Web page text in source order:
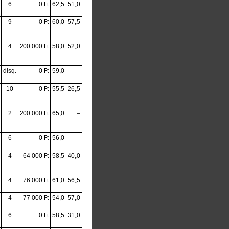
6 0 Ft 62,5 51,0
9 0 Ft 60,0 57,5
4 200 000 Ft 58,0 52,0
disq. 0 Ft 59,0 –
10 0 Ft 55,5 26,5
2 200 000 Ft 65,0 –
6 0 Ft 56,0 –
4 64 000 Ft 58,5 40,0
4 76 000 Ft 61,0 56,5
4 77 000 Ft 54,0 57,0
6 0 Ft 58,5 31,0